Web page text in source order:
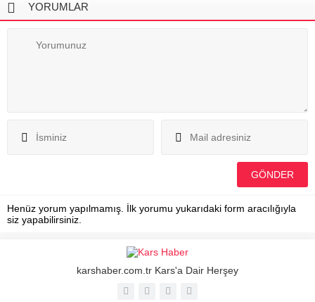
YORUMLAR
Henüz yorum yapılmamış. İlk yorumu yukarıdaki form aracılığıyla
siz yapabilirsiniz.
karshaber.com.tr Kars'a Dair Herşey